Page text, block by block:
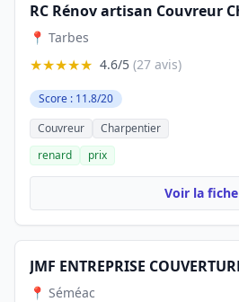
📍 Tarbes
★★★★★ 4.6/5 (27 avis)
Score : 11.8/20
Couvreur
Charpentier
renard
prix
Voir la fiche
📍 Séméac